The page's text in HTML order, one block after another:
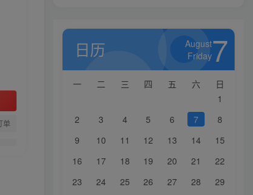
单
日历
August
Friday7
一 二 三 四 五 六
日
1
2
3 4 5 6 7
8
9
10 11 12 13 14
15
16
17 18 19 20 21
22
23
24 25 26 27 28
29